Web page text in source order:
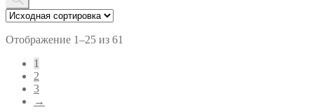
Отображение 1–25 из 61
1
2
3
→